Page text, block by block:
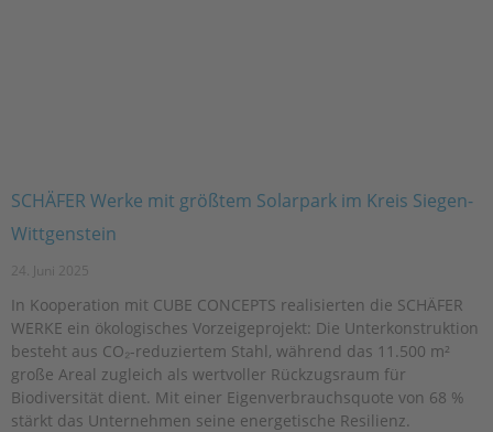
SCHÄFER Werke mit größtem Solarpark im Kreis Siegen-
Wittgenstein
24. Juni 2025
In Kooperation mit CUBE CONCEPTS realisierten die SCHÄFER
WERKE ein ökologisches Vorzeigeprojekt: Die Unterkonstruktion
besteht aus CO₂-reduziertem Stahl, während das 11.500 m²
große Areal zugleich als wertvoller Rückzugsraum für
Biodiversität dient. Mit einer Eigenverbrauchsquote von 68 %
stärkt das Unternehmen seine energetische Resilienz.